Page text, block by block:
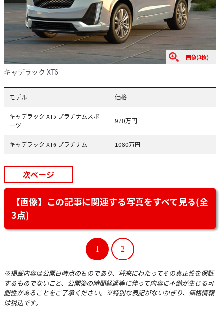
画像(3枚)
キャデラック XT6
モデル 価格
キャデラック XT5 プラチナムスポ
ーツ
970万円
キャデラック XT6 プラチナム 1080万円
次ページ
【画像】この記事に関連する写真をすべて見る(全
3点)
1 2
※掲載内容は公開日時点のものであり、将来にわたってその真正性を保証
するものでないこと、公開後の時間経過等に伴って内容に不備が生じる可
能性があることをご了承ください。※特別な表記がないかぎり、価格情報
は税込です。